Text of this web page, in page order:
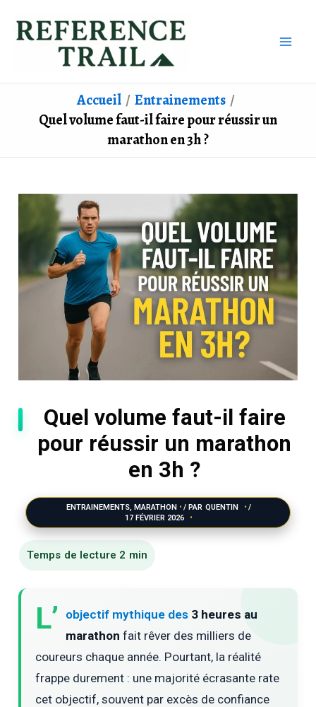
Accueil
Entrainements
Quel volume faut-il faire pour réussir un
marathon en 3h ?
Quel volume faut-il faire
pour réussir un marathon
en 3h ?
ENTRAINEMENTS, MARATHON / PAR QUENTIN
/
17 FÉVRIER 2026
L’ objectif mythique des 3 heures au
marathon fait rêver des milliers de
coureurs chaque année. Pourtant, la réalité
frappe durement : une majorité écrasante rate
cet objectif, souvent par excès de confiance